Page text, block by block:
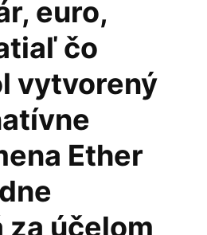
euro,
čo
vytvorený
Ether
účelom